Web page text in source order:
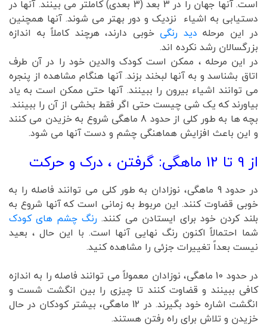
است. آنها جهان را در 3 بعد (3 بعدی) کاملتر می بینند. آنها در
دستیابی به اشیاء نزدیک و دور بهتر می شوند. آنها همچنین
در این مرحله دید رنگی خوبی دارند، هرچند کاملاً به اندازه
بزرگسالان رشد نکرده اند.
در این مرحله ، ممکن است کودک والدین خود را در آن طرف
اتاق بشناسد و به آنها لبخند بزند. آنها هنگام مشاهده از پنجره
می توانند اشیاء بیرون را ببینند. آنها حتی ممکن است به یاد
بیاورند که یک شی چیست حتی اگر فقط بخشی از آن را ببینند.
بچه ها به طور کلی از حدود 8 ماهگی شروع به خزیدن می کنند
و این باعث افزایش هماهنگی چشم و دست آنها می شود.
از 9 تا 12 ماهگی: گرفتن ، درک و حرکت
در حدود 9 ماهگی، نوزادان به طور کلی می توانند فاصله را به
خوبی قضاوت کنند. این مربوط به زمانی است که آنها شروع به
بلند کردن خود برای ایستادن می کنند.رنگ چشم های کودک
شما احتمالاً اکنون رنگ نهایی آنها است. با این حال ، بعید
نیست بعداً تغییرات جزئی را مشاهده کنید.
در حدود 10 ماهگی، نوزادان معمولاً می توانند فاصله را به اندازه
کافی ببینند و قضاوت کنند تا چیزی را بین انگشت شست و
انگشت اشاره خود بگیرند. در 12 ماهگی، بیشتر کودکان در حال
خزیدن و تلاش برای راه رفتن هستند.